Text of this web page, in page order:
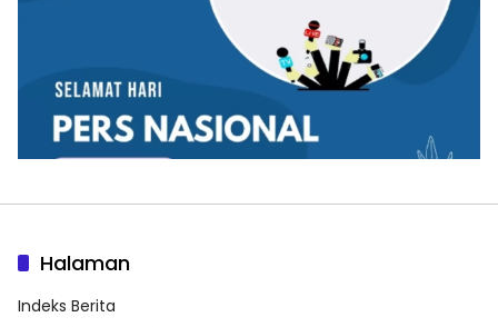
Halaman
Indeks Berita